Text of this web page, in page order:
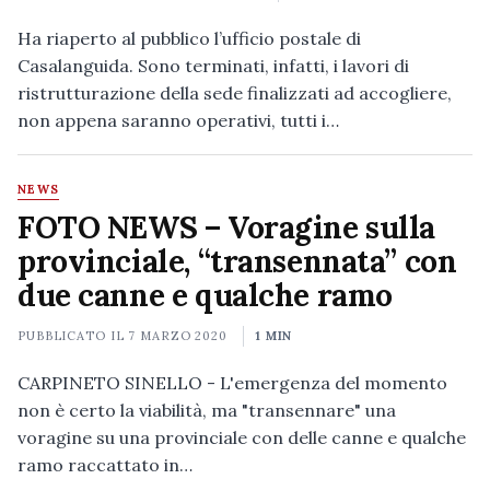
Ha riaperto al pubblico l’ufficio postale di
Casalanguida. Sono terminati, infatti, i lavori di
ristrutturazione della sede finalizzati ad accogliere,
non appena saranno operativi, tutti i…
NEWS
FOTO NEWS – Voragine sulla
provinciale, “transennata” con
due canne e qualche ramo
PUBBLICATO IL 7 MARZO 2020 1 MIN
CARPINETO SINELLO - L'emergenza del momento
non è certo la viabilità, ma "transennare" una
voragine su una provinciale con delle canne e qualche
ramo raccattato in…